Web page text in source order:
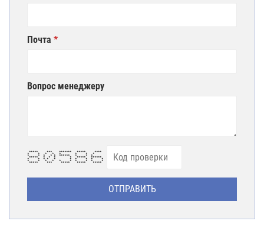
Почта
Вопрос менеджеру
***** *** ******* ***** ****
* * * * * * * *
* * * * * ****** * * *
***** * * * * ***** ******
* * * * * * * * * *
* * * * * * * * * *
***** *** ***** ***** *****